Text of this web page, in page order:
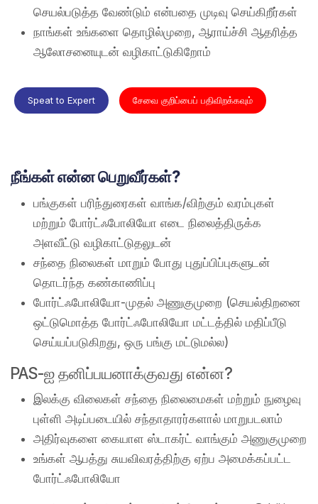
செயல்படுத்த வேண்டும் என்பதை முடிவு செய்கிறீர்கள்
நாங்கள் உங்களை தொழில்முறை, ஆராய்ச்சி ஆதரித்த
ஆலோசனையுடன் வழிகாட்டுகிறோம்
Speat to Expert சேவை குறிப்பைப் பதிவிறக்கவும்
நீங்கள் என்ன பெறுவீர்கள்?
பங்குகள் பரிந்துரைகள் வாங்க/விற்கும் வரம்புகள்
மற்றும் போர்ட்ஃபோலியோ எடை நிலைத்திருக்க
அளவீட்டு வழிகாட்டுதலுடன்
சந்தை நிலைகள் மாறும் போது புதுப்பிப்புகளுடன்
தொடர்ந்த கண்காணிப்பு
போர்ட்ஃபோலியோ-முதல் அணுகுமுறை (செயல்திறனை
ஒட்டுமொத்த போர்ட்ஃபோலியோ மட்டத்தில் மதிப்பீடு
செய்யப்படுகிறது, ஒரு பங்கு மட்டுமல்ல)
PAS-ஐ தனிப்பயனாக்குவது என்ன?
இலக்கு விலைகள் சந்தை நிலைமைகள் மற்றும் நுழைவு
புள்ளி அடிப்படையில் சந்தாதாரர்களால் மாறுபடலாம்
அதிர்வுகளை கையாள ஸ்டாகர்ட் வாங்கும் அணுகுமுறை
உங்கள் ஆபத்து சுயவிவரத்திற்கு ஏற்ப அமைக்கப்பட்ட
போர்ட்ஃபோலியோ